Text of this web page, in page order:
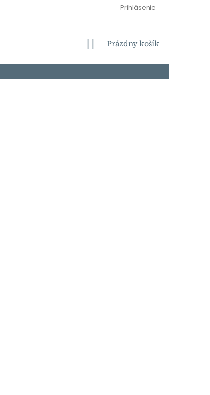
MOŽNOSTI PLATBYPrihlásenie
NÁKUPNÝ
Prázdny košík